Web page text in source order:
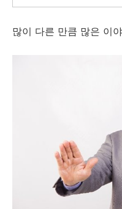
많이 다른 만큼 많은 이